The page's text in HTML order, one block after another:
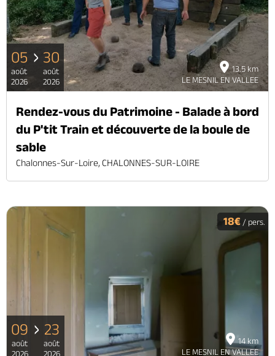
13.5 km
LE MESNIL EN VALLEE
05
août
2026
30
août
2026
Rendez-vous du Patrimoine - Balade à bord
du P'tit Train et découverte de la boule de
sable
Chalonnes-Sur-Loire, CHALONNES-SUR-LOIRE
14 km
LE MESNIL EN VALLEE
18€ / pers.
09
août
2026
23
août
2026